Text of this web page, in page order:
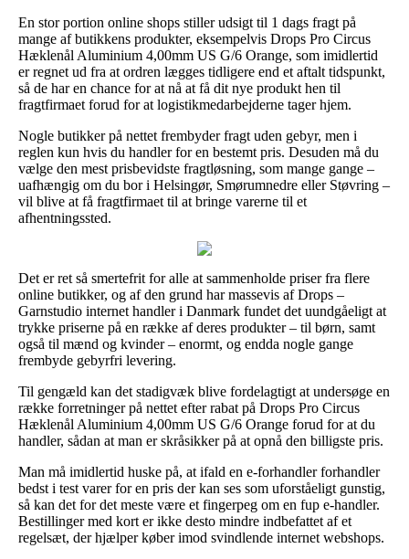
En stor portion online shops stiller udsigt til 1 dags fragt på
mange af butikkens produkter, eksempelvis Drops Pro Circus
Hæklenål Aluminium 4,00mm US G/6 Orange, som imidlertid
er regnet ud fra at ordren lægges tidligere end et aftalt tidspunkt,
så de har en chance for at nå at få dit nye produkt hen til
fragtfirmaet forud for at logistikmedarbejderne tager hjem.
Nogle butikker på nettet frembyder fragt uden gebyr, men i
reglen kun hvis du handler for en bestemt pris. Desuden må du
vælge den mest prisbevidste fragtløsning, som mange gange –
uafhængig om du bor i Helsingør, Smørumnedre eller Støvring –
vil blive at få fragtfirmaet til at bringe varerne til et
afhentningssted.
Det er ret så smertefrit for alle at sammenholde priser fra flere
online butikker, og af den grund har massevis af Drops –
Garnstudio internet handler i Danmark fundet det uundgåeligt at
trykke priserne på en række af deres produkter – til børn, samt
også til mænd og kvinder – enormt, og endda nogle gange
frembyde gebyrfri levering.
Til gengæld kan det stadigvæk blive fordelagtigt at undersøge en
række forretninger på nettet efter rabat på Drops Pro Circus
Hæklenål Aluminium 4,00mm US G/6 Orange forud for at du
handler, sådan at man er skråsikker på at opnå den billigste pris.
Man må imidlertid huske på, at ifald en e-forhandler forhandler
bedst i test varer for en pris der kan ses som uforståeligt gunstig,
så kan det for det meste være et fingerpeg om en fup e-handler.
Bestillinger med kort er ikke desto mindre indbefattet af et
regelsæt, der hjælper køber imod svindlende internet webshops.